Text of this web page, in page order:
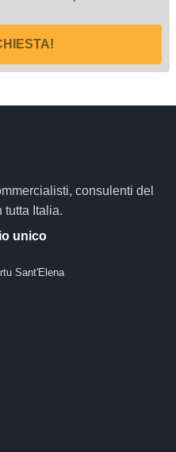
consulenti del
tutta Italia.
unico
Sant'Elena